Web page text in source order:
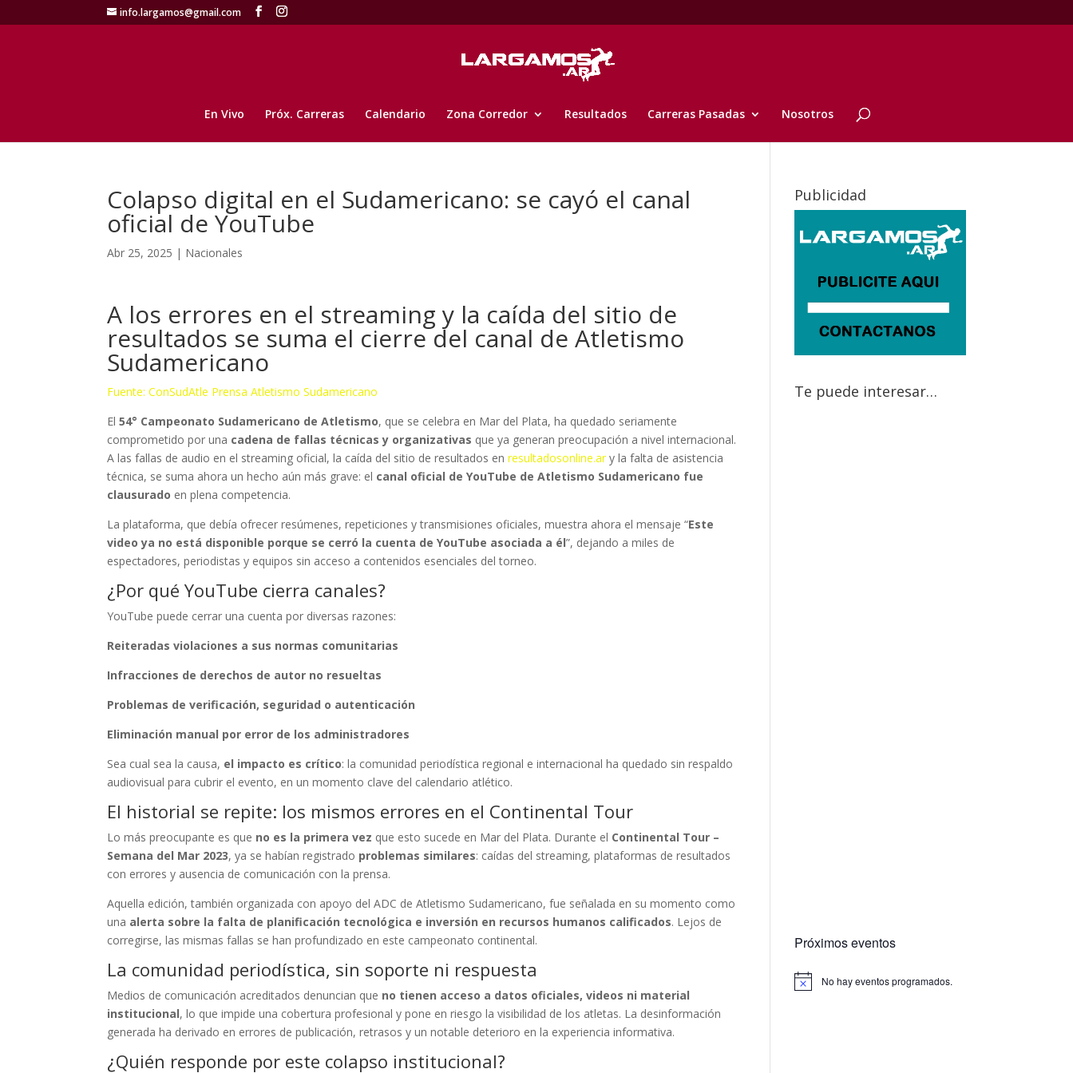
info.largamos@gmail.com
En Vivo Próx. Carreras Calendario Zona Corredor Resultados Carreras Pasadas Nosotros
Colapso digital en el Sudamericano: se cayó el canal
oficial de YouTube
Abr 25, 2025 | Nacionales
A los errores en el streaming y la caída del sitio de
resultados se suma el cierre del canal de Atletismo
Sudamericano
Fuente: ConSudAtle Prensa Atletismo Sudamericano
El54° Campeonato Sudamericano de Atletismo, que se celebra en Mar del Plata, ha quedado seriamente
comprometido por una cadena de fallas técnicas y organizativas que ya generan preocupación a nivel internacional.
A las fallas de audio en el streaming oficial, la caída del sitio de resultados enresultadosonline.ary la falta de asistencia
técnica, se suma ahora un hecho aún más grave: el canal oficial de YouTube de Atletismo Sudamericano fue
clausurado en plena competencia.
La plataforma, que debía ofrecer resúmenes, repeticiones y transmisiones oficiales, muestra ahora el mensaje “Este
video ya no está disponible porque se cerró la cuenta de YouTube asociada a él”, dejando a miles de
espectadores, periodistas y equipos sin acceso a contenidos esenciales del torneo.
¿Por qué YouTube cierra canales?
YouTube puede cerrar una cuenta por diversas razones:
Reiteradas violaciones a sus normas comunitarias
Infracciones de derechos de autor no resueltas
Problemas de verificación, seguridad o autenticación
Eliminación manual por error de los administradores
Sea cual sea la causa, el impacto es crítico: la comunidad periodística regional e internacional ha quedado sin respaldo
audiovisual para cubrir el evento, en un momento clave del calendario atlético.
El historial se repite: los mismos errores en el Continental Tour
Lo más preocupante es que no es la primera vez que esto sucede en Mar del Plata. Durante el Continental Tour –
Semana del Mar 2023, ya se habían registrado problemas similares: caídas del streaming, plataformas de resultados
con errores y ausencia de comunicación con la prensa.
Aquella edición, también organizada con apoyo del ADC de Atletismo Sudamericano, fue señalada en su momento como
una alerta sobre la falta de planificación tecnológica e inversión en recursos humanos calificados. Lejos de
corregirse, las mismas fallas se han profundizado en este campeonato continental.
La comunidad periodística, sin soporte ni respuesta
Medios de comunicación acreditados denuncian que no tienen acceso a datos oficiales, videos ni material
institucional, lo que impide una cobertura profesional y pone en riesgo la visibilidad de los atletas. La desinformación
generada ha derivado en errores de publicación, retrasos y un notable deterioro en la experiencia informativa.
¿Quién responde por este colapso institucional?
Publicidad
Te puede interesar…
Próximos eventos
No hay eventos programados.